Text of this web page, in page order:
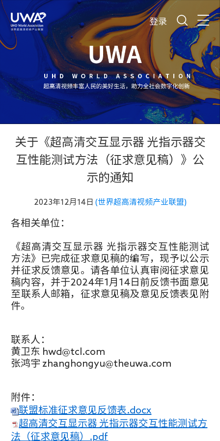
登录
关于《超高清交互显示器 光指示器交
互性能测试方法（征求意见稿）》公
示的通知
2023年12月14日 (世界超高清视频产业联盟)
各相关单位：
《超高清交互显示器 光指示器交互性能测试
方法》已完成征求意见稿的编写，现予以公示
并征求反馈意见。请各单位认真审阅征求意见
稿内容，并于2024年1月14日前反馈书面意见
至联系人邮箱，征求意见稿及意见反馈表见附
件。
联系人：
黄卫东 hwd@tcl.com
张鸿宇 zhanghongyu@theuwa.com
附件：
联盟标准征求意见反馈表.docx
超高清交互显示器 光指示器交互性能测试方
法（征求意见稿）.pdf